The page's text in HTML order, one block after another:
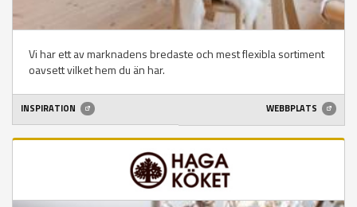
Vi har ett av marknadens bredaste och mest flexibla sortiment
oavsett vilket hem du än har.
INSPIRATION WEBBPLATS